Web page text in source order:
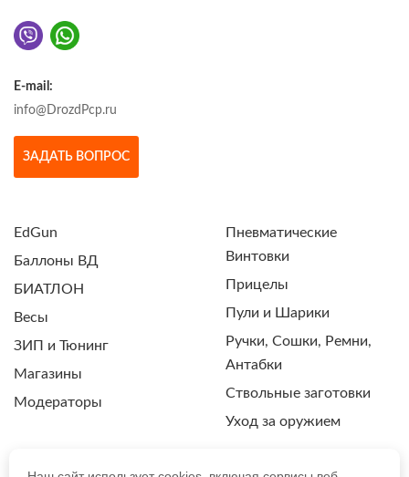
E-mail:
info@DrozdPcp.ru
ЗАДАТЬ ВОПРОС
EdGun
Баллоны ВД
БИАТЛОН
Весы
ЗИП и Тюнинг
Магазины
Модераторы
Пневматические
Винтовки
Прицелы
Пули и Шарики
Ручки, Сошки, Ремни,
Антабки
Ствольные заготовки
Уход за оружием